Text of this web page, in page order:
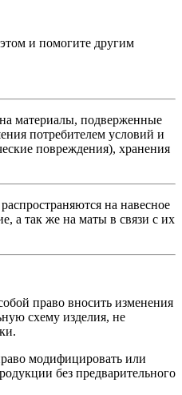
и помогите другим
на материалы, подверженные
потребителем условий и
повреждения), хранения
на навесное
а так же на маты в связи с их
право вносить изменения
схему изделия, не
модифицировать или
без предварительного